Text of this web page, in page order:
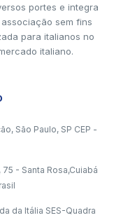
portes e integra
sem fins
para italianos no
italiano.
São Paulo, SP CEP -
- Santa Rosa,Cuiabá
da Itália SES-Quadra